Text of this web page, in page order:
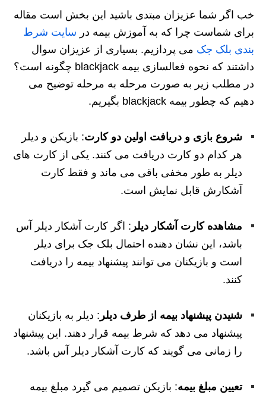
خب اگر شما عزیزان مبتدی باشید این بخش است مقاله
برای شماست چرا که به آموزش بیمه در سایت شرط
بندی بلک جک می پردازیم. بسیاری از عزیزان سوال
داشتند که نحوه فعالسازی بیمه blackjack چگونه است؟
در مطلب زیر به صورت مرحله به مرحله توضیح می
دهیم که چطور بیمه blackjack بگیریم.
شروع بازی و دریافت اولین دو کارت: بازیکن و دیلر
هر کدام دو کارت دریافت می کنند. یکی از کارت های
دیلر به طور مخفی باقی می ماند و فقط کارت
آشکارش قابل نمایش است.
مشاهده کارت آشکار دیلر : اگر کارت آشکار دیلر آس
باشد، این نشان دهنده احتمال بلک جک برای دیلر
است و بازیکنان می توانند پیشنهاد بیمه را دریافت
کنند.
شنیدن پیشنهاد بیمه از طرف دیلر : دیلر به بازیکنان
پیشنهاد می دهد که شرط بیمه قرار دهند. این پیشنهاد
را زمانی می گویند که کارت آشکار دیلر آس باشد.
تعیین مبلغ بیمه: بازیکن تصمیم می گیرد مبلغ بیمه